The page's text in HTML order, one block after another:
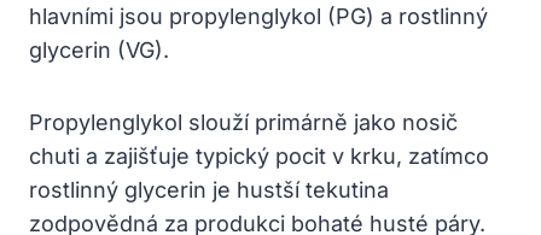
hlavními jsou propylenglykol (PG) a rostlinný
glycerin (VG).
Propylenglykol slouží primárně jako nosič
chuti a zajišťuje typický pocit v krku, zatímco
rostlinný glycerin je hustší tekutina
zodpovědná za produkci bohaté husté páry.